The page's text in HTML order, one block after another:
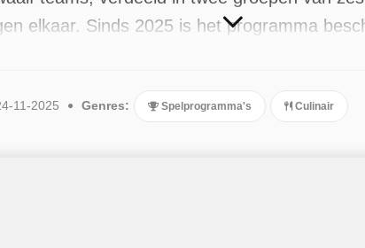
elkaar. Sinds 2025 is het programma
11-2025 Genres: Spelprogramma's Culinair